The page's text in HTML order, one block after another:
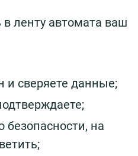
в ленту автомата ваш
и сверяете данные;
безопасности, на